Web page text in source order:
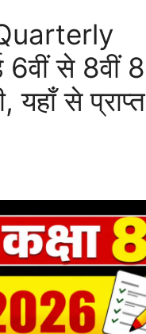
6वीं से 8वीं 8
यहाँ से प्राप्त